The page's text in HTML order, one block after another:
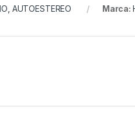
AUTOESTEREO Marca: